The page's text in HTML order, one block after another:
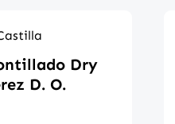
Dry
D. O.